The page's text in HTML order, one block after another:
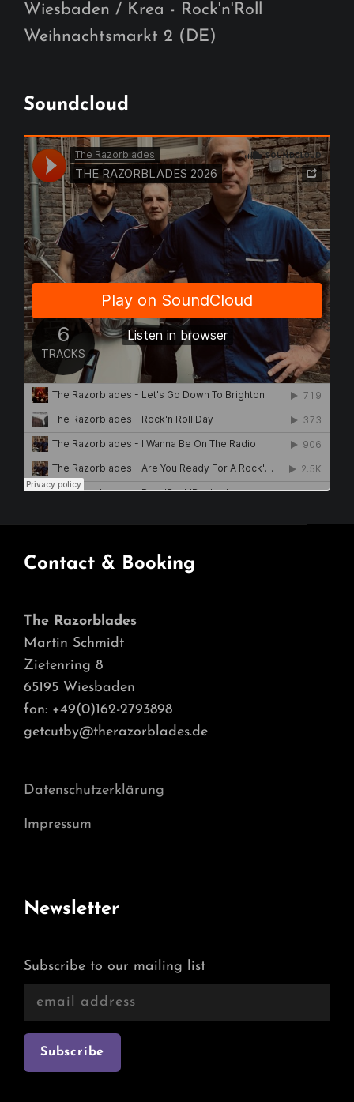
Wiesbaden / Krea - Rock'n'Roll
Weihnachtsmarkt 2 (DE)
Soundcloud
Contact & Booking
The Razorblades
Martin Schmidt
Zietenring 8
65195 Wiesbaden
fon: +49(0)162-2793898
getcutby@therazorblades.de
Datenschutzerklärung
Impressum
Newsletter
Subscribe to our mailing list